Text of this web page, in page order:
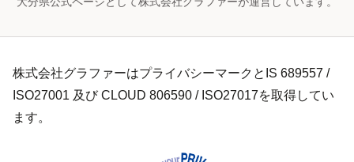
株式会社グラファーはプライバシーマークとIS 689557 /
ISO27001 及び CLOUD 806590 / ISO27017を取得してい
ます。